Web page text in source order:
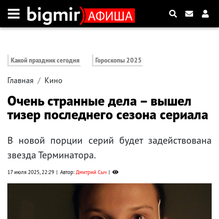
Какой праздник сегодня Гороскопы 2025
Главная Кино
Очень странные дела – вышел
тизер последнего сезона сериала
В новой порции серий будет задействована
звезда Терминатора.
17 июля 2025, 22:29 Автор:Дмитрий Сыч